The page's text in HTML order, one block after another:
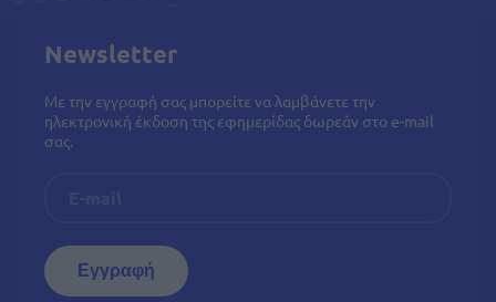
Newsletter
Με την εγγραφή σας μπορείτε να λαμβάνετε την
ηλεκτρονική έκδοση της εφημερίδας δωρεάν στο e-mail
σας.